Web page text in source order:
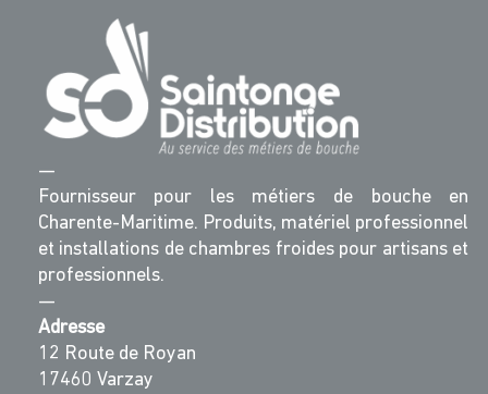
—
Fournisseur pour les métiers de bouche en
Charente-Maritime. Produits, matériel professionnel
et installations de chambres froides pour artisans et
professionnels.
—
Adresse
12 Route de Royan
17460 Varzay